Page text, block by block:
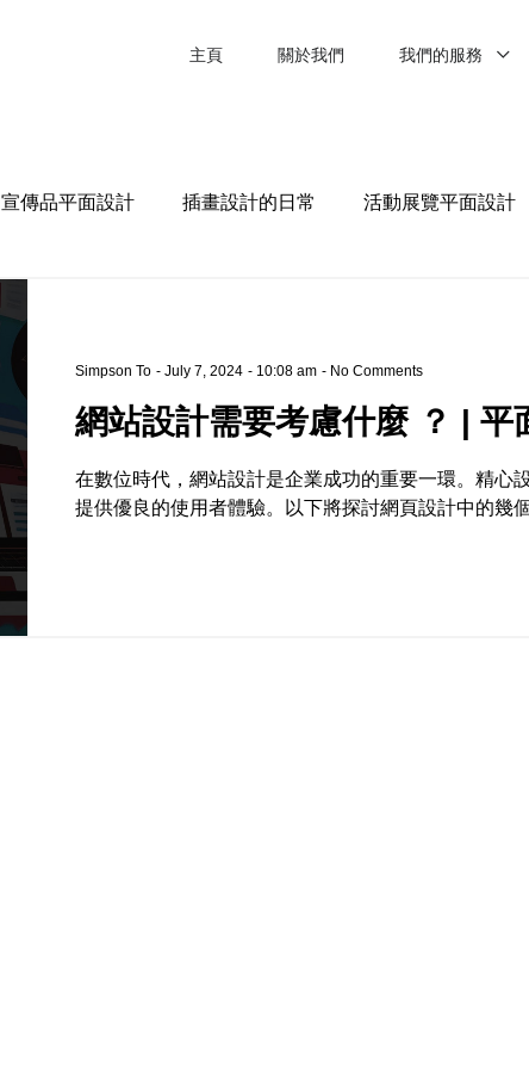
主頁 關於我們 我們的服務
宣傳品平面設計 插畫設計的日常 活動展覽平面設計
Simpson To July 7, 2024 10:08 am No Comments
網站設計需要考慮什麼 ？ | 平
在數位時代，網站設計是企業成功的重要一環。精心
提供優良的使用者體驗。以下將探討網頁設計中的幾